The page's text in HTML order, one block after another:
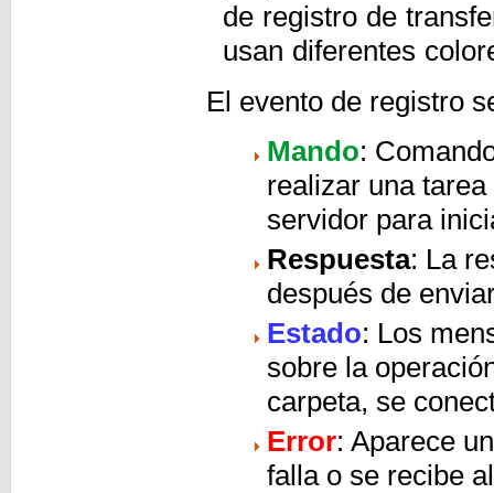
de registro de
usan diferentes
El evento de registro
Mando:
realizar una
servidor para
Respuesta: La
después de
Estado: Los
sobre la
carpeta, se
Error: Aparece
falla o se recibe